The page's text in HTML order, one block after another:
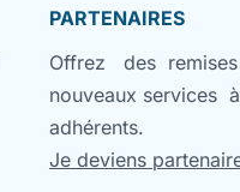
PARTENAIRES
Offrez des
nouveaux services
adhérents.
Je deviens